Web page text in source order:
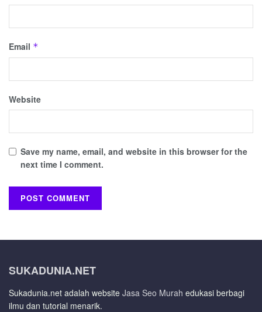
Email *
Website
Save my name, email, and website in this browser for the
next time I comment.
SUKADUNIA.NET
Sukadunia.net adalah website Jasa Seo Murah edukasi berbagi
ilmu dan tutorial menarik.